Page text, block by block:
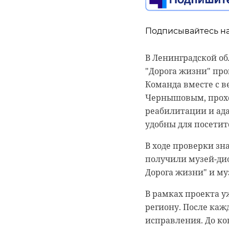
Подписывайтесь
В Ленинградской
"Дорога жизни"
Команда вместе с
Чернышовым,
реабилитации и
удобны для
В ходе проверки
получили музей-
Дорога жизни" и
В рамках проекта
региону. После
исправления. До
Подписывайтесь
В аэропорту
беспошлинной
пропаже флакона
Полицейские
Свердловской
Екатеринбург" она
часть из них
Дознанием
уголовное дело по
двух лет лишения
обязательство о
РФ по СЗФО.
Подписывайтесь
В Бокситогорске
компании. По
Металлургов
персональной
кураторам из
Чтобы не вызвать
начальницы. По
абонентах, получая
Следственным
Ленинградской
доступ к